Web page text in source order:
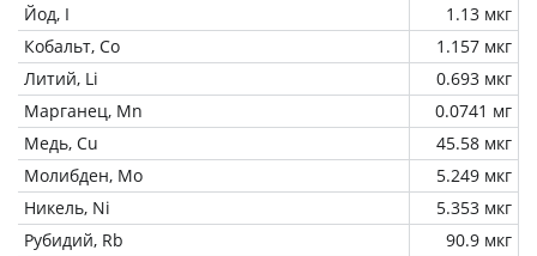
Йод, I
1.13 мкг
Кобальт, Co
1.157 мкг
Литий, Li
0.693 мкг
Марганец, Mn
0.0741 мг
Медь, Cu
45.58 мкг
Молибден, Mo
5.249 мкг
Никель, Ni
5.353 мкг
Рубидий, Rb
90.9 мкг